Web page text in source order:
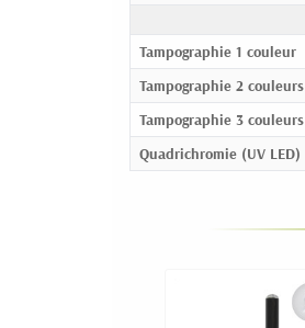
Tampographie 1 couleur
Tampographie 2 couleurs
Tampographie 3 couleurs
Quadrichromie (UV LED)